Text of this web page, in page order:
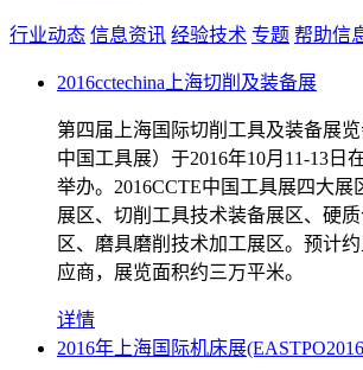
行业动态 信息资讯 经验技术 专题 帮助信
2016cctechina上海切削及装备展
第四届上海国际切削工具及装备展
中国工具展）于2016年10月11-13日
举办。2016CCTE中国工具展四大展
展区、切削工具技术装备展区、硬
区、磨具磨削技术加工展区。预计
应商，展览面积约三万平米。
详情
2016年上海国际机床展